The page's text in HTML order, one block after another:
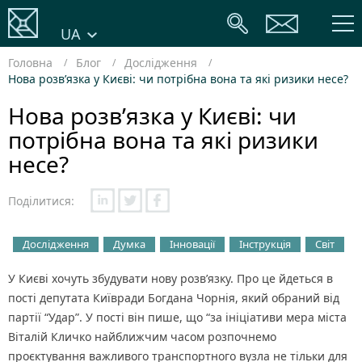
UA
Головна Блог
Дослідження
Нова розв’язка у Києві: чи потрібна вона та які ризики несе?
Нова розв’язка у Києві: чи
потрібна вона та які ризики
несе?
Поділитися:
Дослідження Думка Інновації Інструкція Світ
У Києві хочуть збудувати нову розв’язку. Про це йдеться в
пості депутата Київради Богдана Чорнія, який обраний від
партії “Удар”. У пості він пише, що “за ініціативи мера міста
Віталій Кличко найближчим часом розпочнемо
проєктування важливого транспортного вузла не тільки для